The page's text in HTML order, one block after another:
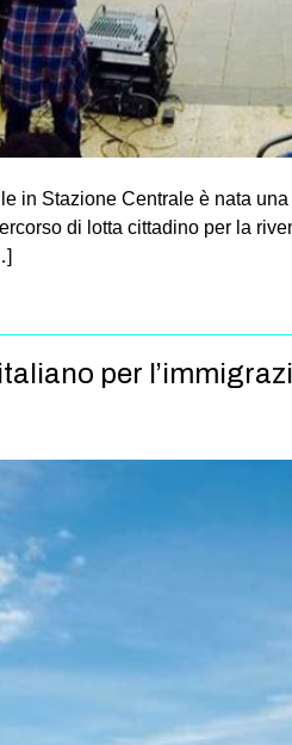
in Stazione Centrale è nata
di lotta cittadino per la
per